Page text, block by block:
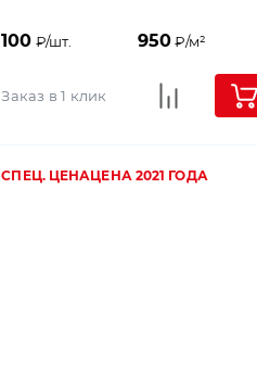
100 ₽/шт. 950₽/м²
Заказ в 1 клик
СПЕЦ. ЦЕНАЦЕНА 2021 ГОДА